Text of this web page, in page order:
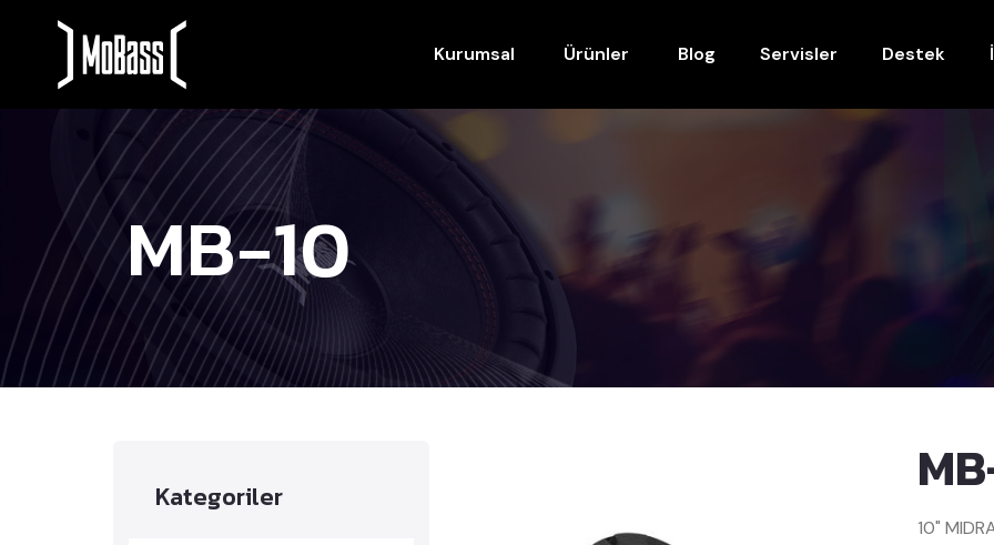
Kurumsal Ürünler Blog Servisler Destek
MB-10
Kategoriler
10"